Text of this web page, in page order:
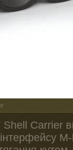
Carrier